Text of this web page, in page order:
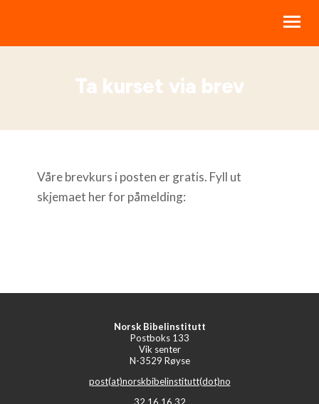
BIBELKURS
OM NBI
Ta kurset via brev
Våre brevkurs i posten er gratis. Fyll ut
skjemaet her for påmelding:
Norsk Bibelinstitutt
Postboks 133
Vik senter
N-3529 Røyse
post(at)norskbibelinstitutt(dot)no